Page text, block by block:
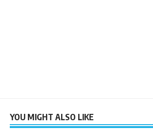
YOU MIGHT ALSO LIKE